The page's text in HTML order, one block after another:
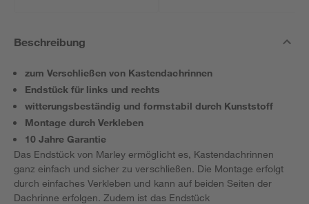
Beschreibung
zum Verschließen von Kastendachrinnen
Endstück für links und rechts
witterungsbeständig und formstabil durch Kunststoff
Montage durch Verkleben
10 Jahre Garantie
Das Endstück von Marley ermöglicht es, Kastendachrinnen
ganz einfach und sicher zu verschließen. Die Montage erfolgt
durch einfaches Verkleben und kann auf beiden Seiten der
Dachrinne erfolgen. Zudem ist das Endstück